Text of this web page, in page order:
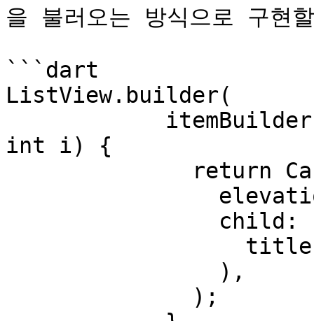
을 불러오는 방식으로 구현
```dart
ListView.builder(
int i) {